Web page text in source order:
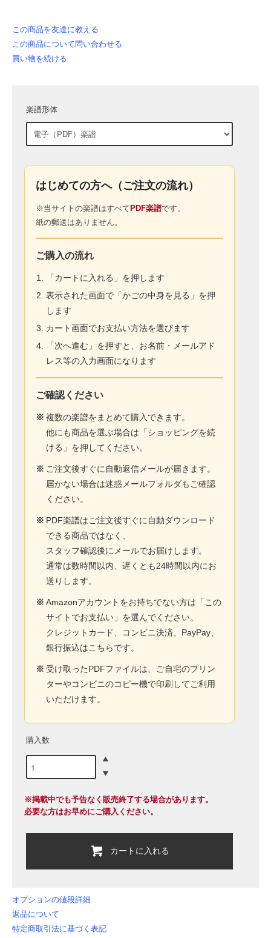
この商品を友達に教える
この商品について問い合わせる
買い物を続ける
楽譜形体
はじめての方へ（ご注文の流れ）
※当サイトの楽譜はすべて PDF楽譜です。
紙の郵送はありません。
ご購入の流れ
「カートに入れる」を押します
表示された画面で「かごの中身を見る」を押
します
カート画面でお支払い方法を選びます
「次へ進む」を押すと、お名前・メールアド
レス等の入力画面になります
ご確認ください
※ 複数の楽譜をまとめて購入できます。
他にも商品を選ぶ場合は「ショッピングを続
ける」を押してください。
※ ご注文後すぐに自動返信メールが届きます。
届かない場合は迷惑メールフォルダもご確認
ください。
※ PDF楽譜はご注文後すぐに自動ダウンロード
できる商品ではなく、
スタッフ確認後にメールでお届けします。
通常は数時間以内、遅くとも24時間以内にお
送りします。
※ Amazonアカウントをお持ちでない方は「この
サイトでお支払い」を選んでください。
クレジットカード、コンビニ決済、PayPay、
銀行振込はこちらです。
※ 受け取ったPDFファイルは、ご自宅のプリン
ターやコンビニのコピー機で印刷してご利用
いただけます。
購入数
※掲載中でも予告なく販売終了する場合があります。
必要な方はお早めにご購入ください。
カートに入れる
オプションの値段詳細
返品について
特定商取引法に基づく表記